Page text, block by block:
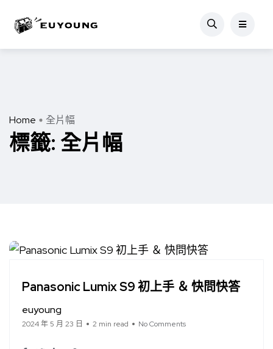
Home 全片幅
標籤: 全片幅
Panasonic Lumix S9 初上手 ＆ 快問快答
euyoung
2024 年 5 月 23 日 2 min read No Comments